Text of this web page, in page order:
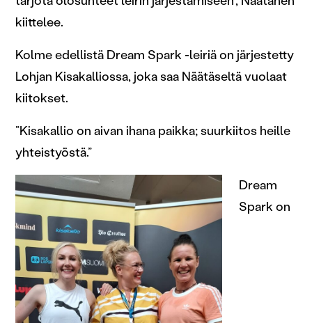
kiittelee.
Kolme edellistä Dream Spark -leiriä on järjestetty
Lohjan Kisakalliossa, joka saa Näätäseltä vuolaat
kiitokset.
”Kisakallio on aivan ihana paikka; suurkiitos heille
yhteistyöstä.”
Dream
Spark on